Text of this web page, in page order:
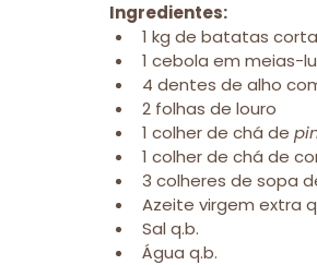
Ingredientes:
1 kg de batatas
1 cebola em meias-
4 dentes de alho
2 folhas de louro
1 colher de chá de
1 colher de chá de
3 colheres de sopa
Azeite virgem extra
Sal q.b.
Água q.b.